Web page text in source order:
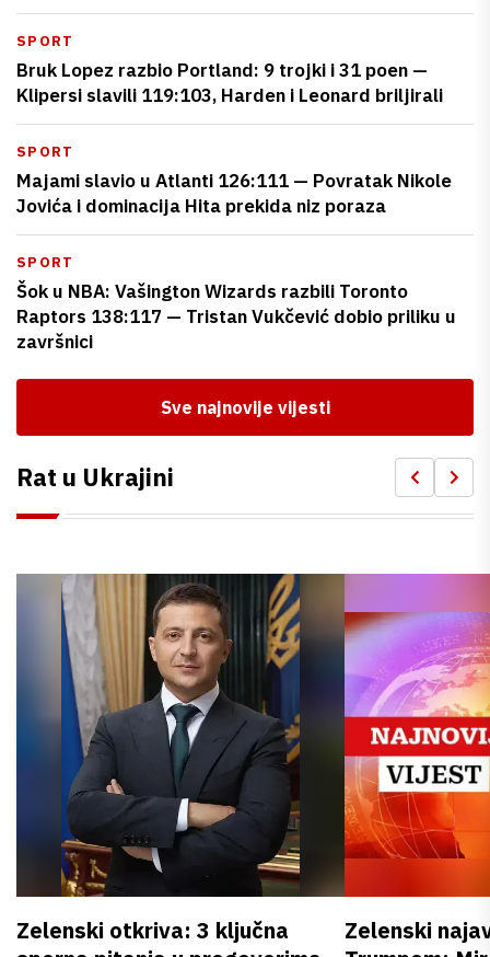
SPORT
Bruk Lopez razbio Portland: 9 trojki i 31 poen —
Klipersi slavili 119:103, Harden i Leonard briljirali
SPORT
Majami slavio u Atlanti 126:111 — Povratak Nikole
Jovića i dominacija Hita prekida niz poraza
SPORT
Šok u NBA: Vašington Wizards razbili Toronto
Raptors 138:117 — Tristan Vukčević dobio priliku u
završnici
Sve najnovije vijesti
Rat u Ukrajini
Zelenski otkriva: 3 ključna
Zelenski